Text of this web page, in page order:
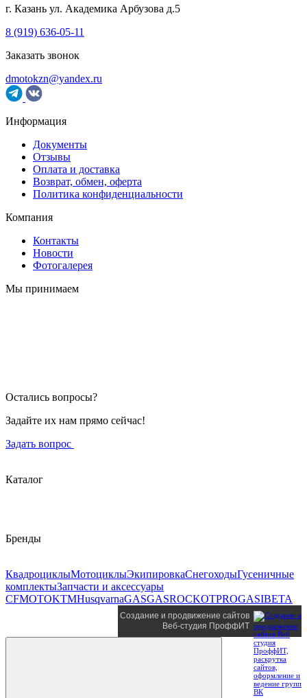
г. Казань ул. Академика Арбузова д.5
8 (919) 636-05-11
Заказать звонок
dmotokzn@yandex.ru
Информация
Документы
Отзывы
Оплата и доставка
Возврат, обмен, оферта
Политика конфиденциальности
Компания
Контакты
Новости
Фотогалерея
Мы принимаем
Остались вопросы?
Задайте их нам прямо сейчас!
Задать вопрос
Каталог
Бренды
КвадроциклыМотоциклыЭкипировкаСнегоходыГусеничные
комплектыЗапчасти и аксессуары
CFMOTOKTMHusqvarnaGASGASROCKOTPROGASIBETA
Создание и продвижение сайтов
Веб-студия ПроффИТ